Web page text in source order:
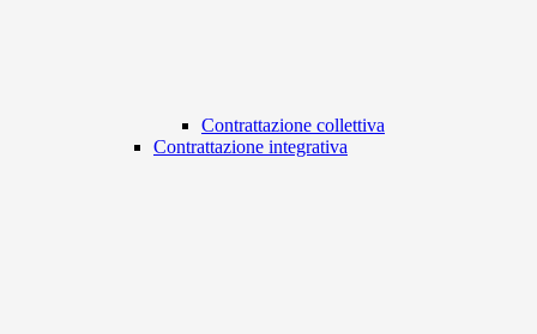
Contrattazione collettiva
Contrattazione integrativa